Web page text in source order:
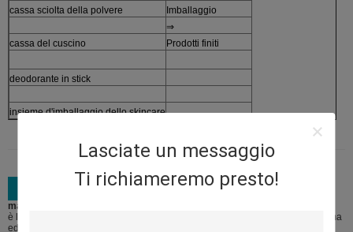
Lasciate un messaggio
Ti richiameremo presto!
cassa sciolta della polvere
Imballaggio
⇒
cassa del cuscino
Prodotti finiti
deodorante in stick
insieme d'imballaggio dello skincare
materiale da imballaggio:
è legato cinque cartoni dell'esportazione di strato con i materiali della schiuma
ed il servizio extra del pallet disponibile